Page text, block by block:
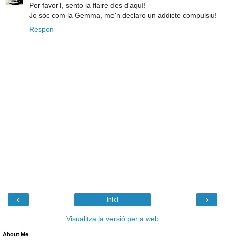
Per favorT, sento la flaire des d'aquí!
Jo sóc com la Gemma, me'n declaro un addicte compulsiu!
Respon
‹ ›
Inici
Visualitza la versió per a web
About Me